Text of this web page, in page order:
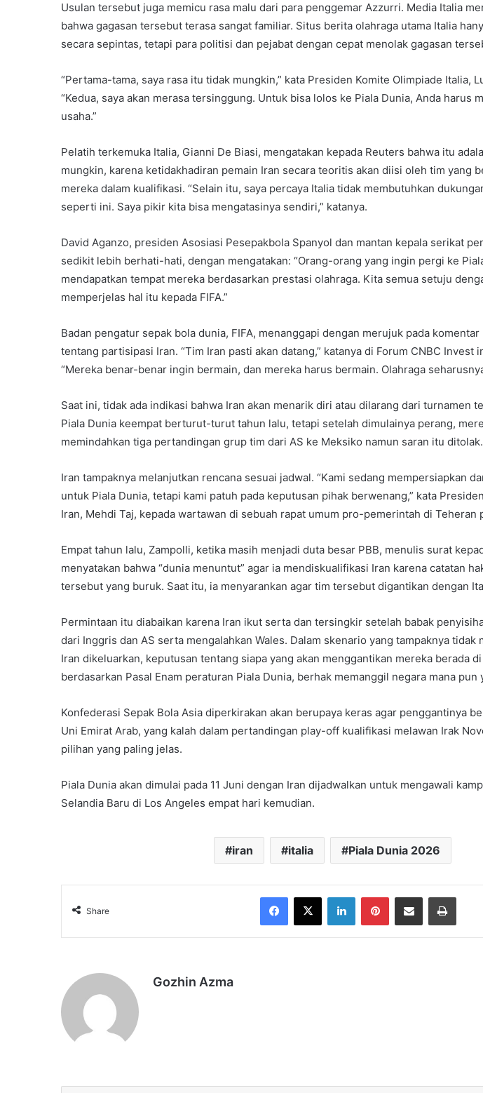
Usulan tersebut juga memicu rasa malu dari para penggemar Azzurri. Media Italia
bahwa gagasan tersebut terasa sangat familiar. Situs berita olahraga utama Italia
secara sepintas, tetapi para politisi dan pejabat dengan cepat menolak gagasan
“Pertama-tama, saya rasa itu tidak mungkin,” kata Presiden Komite Olimpiade Italia,
“Kedua, saya akan merasa tersinggung. Untuk bisa lolos ke Piala Dunia, Anda harus
usaha.”
Pelatih terkemuka Italia, Gianni De Biasi, mengatakan kepada Reuters bahwa itu
mungkin, karena ketidakhadiran pemain Iran secara teoritis akan diisi oleh tim yang
mereka dalam kualifikasi. “Selain itu, saya percaya Italia tidak membutuhkan
seperti ini. Saya pikir kita bisa mengatasinya sendiri,” katanya.
David Aganzo, presiden Asosiasi Pesepakbola Spanyol dan mantan kepala serikat
sedikit lebih berhati-hati, dengan mengatakan: “Orang-orang yang ingin pergi ke
mendapatkan tempat mereka berdasarkan prestasi olahraga. Kita semua setuju
memperjelas hal itu kepada FIFA.”
Badan pengatur sepak bola dunia, FIFA, menanggapi dengan merujuk pada
tentang partisipasi Iran. “Tim Iran pasti akan datang,” katanya di Forum CNBC Invest
“Mereka benar-benar ingin bermain, dan mereka harus bermain. Olahraga
Saat ini, tidak ada indikasi bahwa Iran akan menarik diri atau dilarang dari turnamen
Piala Dunia keempat berturut-turut tahun lalu, tetapi setelah dimulainya perang,
memindahkan tiga pertandingan grup tim dari AS ke Meksiko namun saran itu ditolak.
Iran tampaknya melanjutkan rencana sesuai jadwal. “Kami sedang mempersiapkan
untuk Piala Dunia, tetapi kami patuh pada keputusan pihak berwenang,” kata
Iran, Mehdi Taj, kepada wartawan di sebuah rapat umum pro-pemerintah di Teheran
Empat tahun lalu, Zampolli, ketika masih menjadi duta besar PBB, menulis surat
menyatakan bahwa “dunia menuntut” agar ia mendiskualifikasi Iran karena catatan
tersebut yang buruk. Saat itu, ia menyarankan agar tim tersebut digantikan dengan
Permintaan itu diabaikan karena Iran ikut serta dan tersingkir setelah babak
dari Inggris dan AS serta mengalahkan Wales. Dalam skenario yang tampaknya
Iran dikeluarkan, keputusan tentang siapa yang akan menggantikan mereka berada di
berdasarkan Pasal Enam peraturan Piala Dunia, berhak memanggil negara mana pun
Konfederasi Sepak Bola Asia diperkirakan akan berupaya keras agar penggantinya
Uni Emirat Arab, yang kalah dalam pertandingan play-off kualifikasi melawan Irak
pilihan yang paling jelas.
Piala Dunia akan dimulai pada 11 Juni dengan Iran dijadwalkan untuk mengawali
Selandia Baru di Los Angeles empat hari kemudian.
iran italia Piala Dunia 2026
Share
Facebook
X LinkedInPinterestShare via Email Print
Gozhin Azma